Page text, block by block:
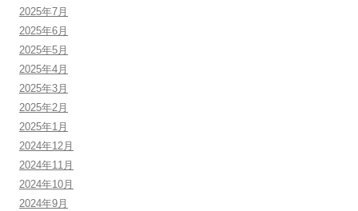
2025年7月
2025年6月
2025年5月
2025年4月
2025年3月
2025年2月
2025年1月
2024年12月
2024年11月
2024年10月
2024年9月